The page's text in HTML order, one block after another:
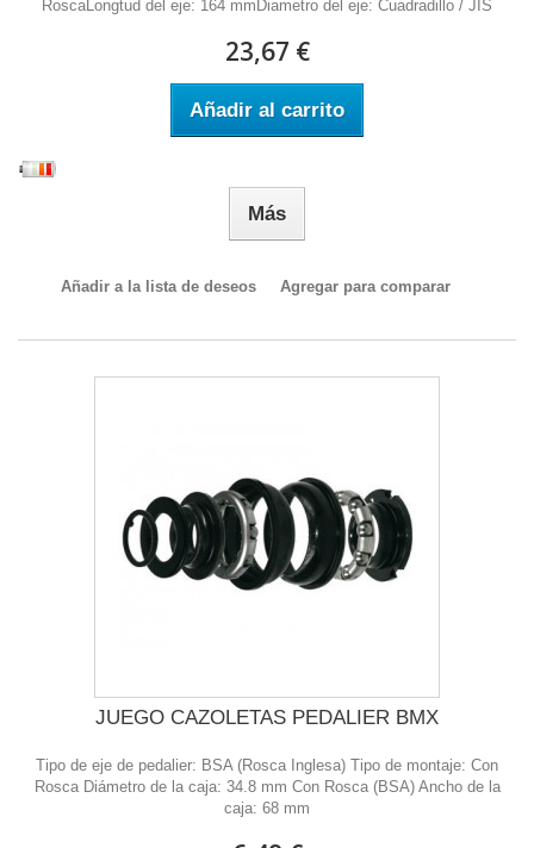
RoscaLongtud del eje: 164 mmDiametro del eje: Cuadradillo / JIS
23,67 €
Añadir al carrito
Más
Añadir a la lista de deseos Agregar para comparar
JUEGO CAZOLETAS PEDALIER BMX
Tipo de eje de pedalier: BSA (Rosca Inglesa) Tipo de montaje: Con
Rosca Diámetro de la caja: 34.8 mm Con Rosca (BSA) Ancho de la
caja: 68 mm